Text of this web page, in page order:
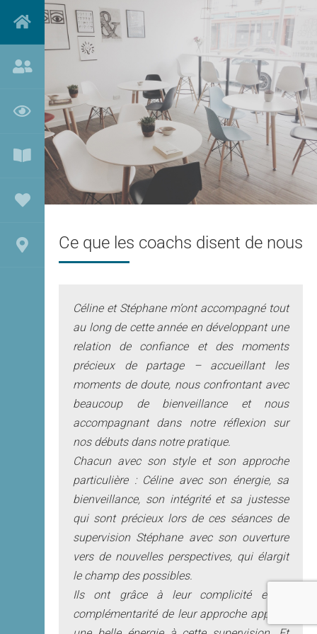
Ce que les coachs disent de nous
Céline et Stéphane m’ont accompagné tout
au long de cette année en développant une
relation de confiance et des moments
précieux de partage – accueillant les
moments de doute, nous confrontant avec
beaucoup de bienveillance et nous
accompagnant dans notre réflexion sur
nos débuts dans notre pratique.
Chacun avec son style et son approche
particulière : Céline avec son énergie, sa
bienveillance, son intégrité et sa justesse
qui sont précieux lors de ces séances de
supervision Stéphane avec son ouverture
vers de nouvelles perspectives, qui élargit
le champ des possibles.
Ils ont grâce à leur complicité et la
complémentarité de leur approche apporté